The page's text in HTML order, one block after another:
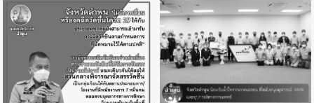
ข่าวประชาสัมพันธ์